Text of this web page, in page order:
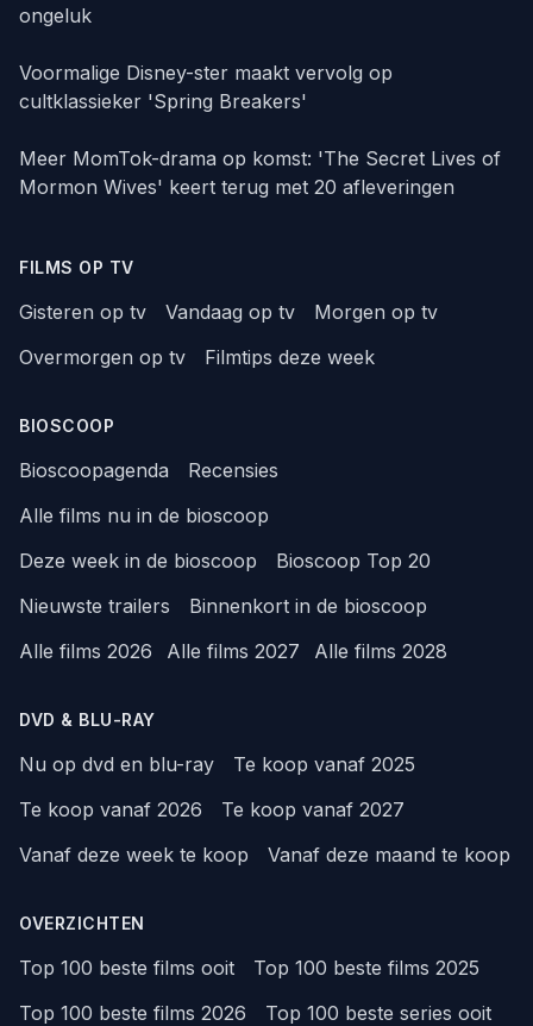
ongeluk
Voormalige Disney-ster maakt vervolg op
cultklassieker 'Spring Breakers'
Meer MomTok-drama op komst: 'The Secret Lives of
Mormon Wives' keert terug met 20 afleveringen
FILMS OP TV
Gisteren op tv Vandaag op tv
Morgen op tv
Overmorgen op tv
Filmtips deze week
BIOSCOOP
Bioscoopagenda
Recensies
Alle films nu in de bioscoop
Deze week in de bioscoop
Bioscoop Top 20
Nieuwste trailers
Binnenkort in de bioscoop
Alle films 2026
Alle films 2027 Alle films 2028
DVD & BLU-RAY
Nu op dvd en blu-ray
Te koop vanaf 2025
Te koop vanaf 2026
Te koop vanaf 2027
Vanaf deze week te koop
Vanaf deze maand te koop
OVERZICHTEN
Top 100 beste films ooit
Top 100 beste films 2025
Top 100 beste films 2026
Top 100 beste series ooit